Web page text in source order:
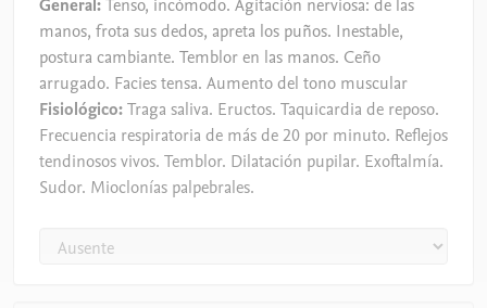
General:Tenso, incómodo. Agitación nerviosa: de las
manos, frota sus dedos, apreta los puños. Inestable,
postura cambiante. Temblor en las manos. Ceño
arrugado. Facies tensa. Aumento del tono muscular
Fisiológico:Traga saliva. Eructos. Taquicardia de reposo.
Frecuencia respiratoria de más de 20 por minuto. Reflejos
tendinosos vivos. Temblor. Dilatación pupilar. Exoftalmía.
Sudor. Mioclonías palpebrales.